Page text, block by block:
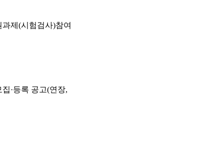
과제(시험검사)참여
·등록 공고(연장,